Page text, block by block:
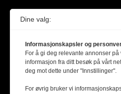
Dine valg:
Informasjonskapsler og
For å gi deg relevante annonser på
informasjon fra ditt besøk på vårt
deg mot dette under "Innstillinger".
For øvrig bruker vi